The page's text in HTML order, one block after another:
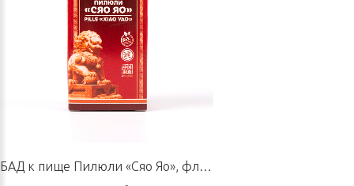
БАД к пище Пилюли «Сяо Яо», флакон 60 г